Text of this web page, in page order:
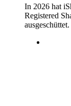
In 2026 hat
Registered
ausgeschüttet.